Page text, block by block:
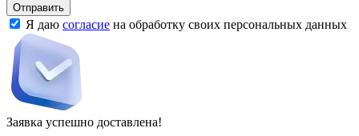
Отправить
Я даю согласие на обработку своих персональных данных
Заявка успешно доставлена!